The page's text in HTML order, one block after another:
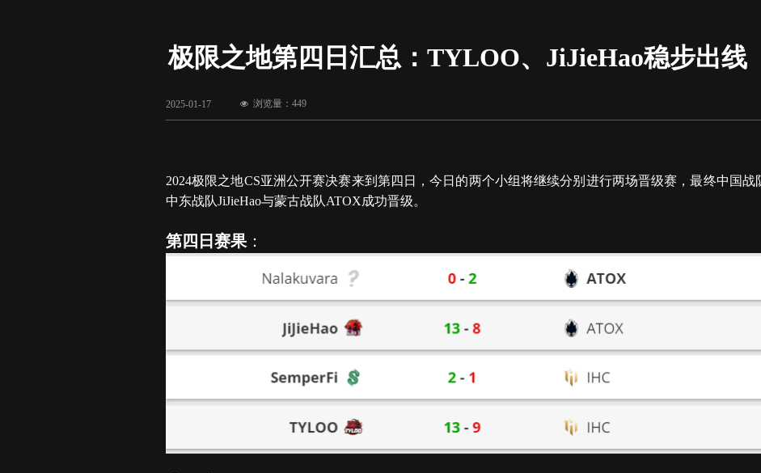
极限之地第四日汇总：TYLOO、JiJieHao稳步出线
2025-01-17
2024极限之地CS亚洲公开赛决赛来到第四日，今日的两个小组将继续分别进行两场晋级赛，最终中国战
中东战队JiJieHao与蒙古战队ATOX成功晋级。
第四日赛果 ：
넶 浏览量： 449